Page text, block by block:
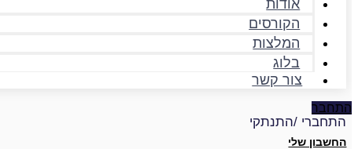
אודות
הקורסים
המלצות
בלוג
צור קשר
התחבר
התחברי /התנתקי
החשבון שלי